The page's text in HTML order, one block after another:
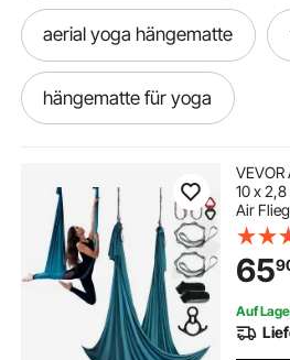
aerial yoga hängematte
hängematte für yoga
yoga-aerial-hängematte
yoga-hängematte yoga
aerial yoga grün
10 x
Air
65
Auf